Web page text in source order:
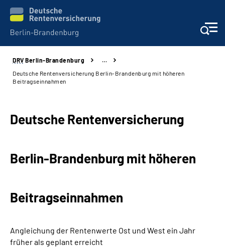
Aktuelles
Karriere
Online-Services
Inhalte in Gebärdensprache (DGS)
DRV Berlin-Brandenburg
…
Deutsche Rentenversicherung Berlin-Brandenburg mit höheren
Beitragseinnahmen
Deutsche Rentenversicherung
Berlin-Brandenburg mit höheren
Beitragseinnahmen
Angleichung der Rentenwerte Ost und West ein Jahr
früher als geplant erreicht